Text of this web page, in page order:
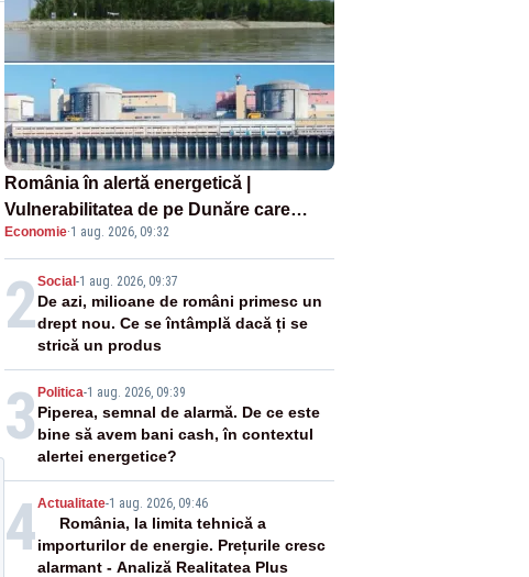
România în alertă energetică |
Vulnerabilitatea de pe Dunăre care
pune în pericol Centrala Cernavodă era
cunoscută de pe vremea lui Ceaușescu
Economie·1 aug. 2026, 09:32
2Social-1 aug. 2026, 09:37
De azi, milioane de români primesc un
drept nou. Ce se întâmplă dacă ți se
strică un produs
3 Politica-1 aug. 2026, 09:39
Piperea, semnal de alarmă. De ce este
bine să avem bani cash, în contextul
alertei energetice?
4Actualitate-1 aug. 2026, 09:46
România, la limita tehnică a
importurilor de energie. Prețurile cresc
alarmant - Analiză Realitatea Plus